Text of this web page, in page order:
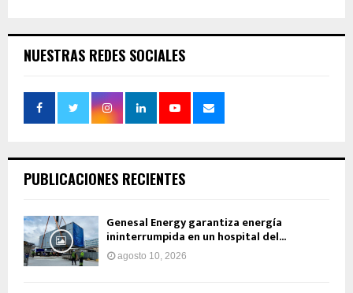
NUESTRAS REDES SOCIALES
PUBLICACIONES RECIENTES
Genesal Energy garantiza energía
ininterrumpida en un hospital del...
agosto 10, 2026